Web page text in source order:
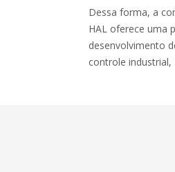
Dessa forma, a
HAL oferece uma
desenvolvimento
controle